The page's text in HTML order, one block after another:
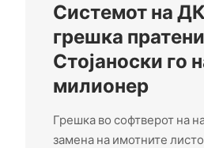
Системот на
грешка
Стојаноски го
милионер
Грешка во софтверот на
замена на имотните